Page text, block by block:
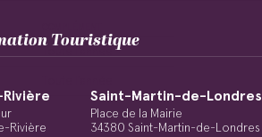
Touristique
Rivière
Saint-Martin-de-Londres
Place de la Mairie
34380 Saint-Martin-de-Londres